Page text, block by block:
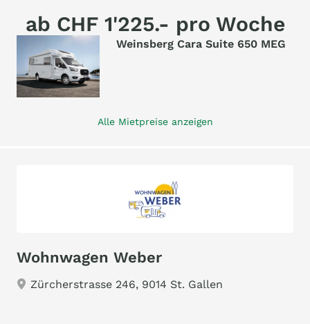
ab CHF 1'225.- pro Woche
Weinsberg Cara Suite 650 MEG
Alle Mietpreise anzeigen
Wohnwagen Weber
Zürcherstrasse 246, 9014 St. Gallen